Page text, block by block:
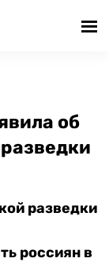
об
разведки
россиян в